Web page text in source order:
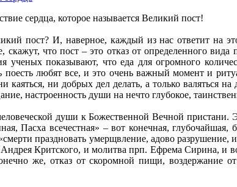
сердца, которое называется Великий пост!
пост? И, наверное, каждый из нас ответит на
скажут, что пост – это отказ от определенного
показывают, что еда для огромного
любят все, и это очень важный момент и
каяться, ни добрых дел делать, а только валяться
настроенность души на нечто глубокое,
души к Божественной Вечной
Пасха всечестная» – вот конечная, глубочайшая,
праздновать умерщвление, адово
Критского, и молитва прп. Ефрема Сирина, и
же, отказ от скоромной пищи,